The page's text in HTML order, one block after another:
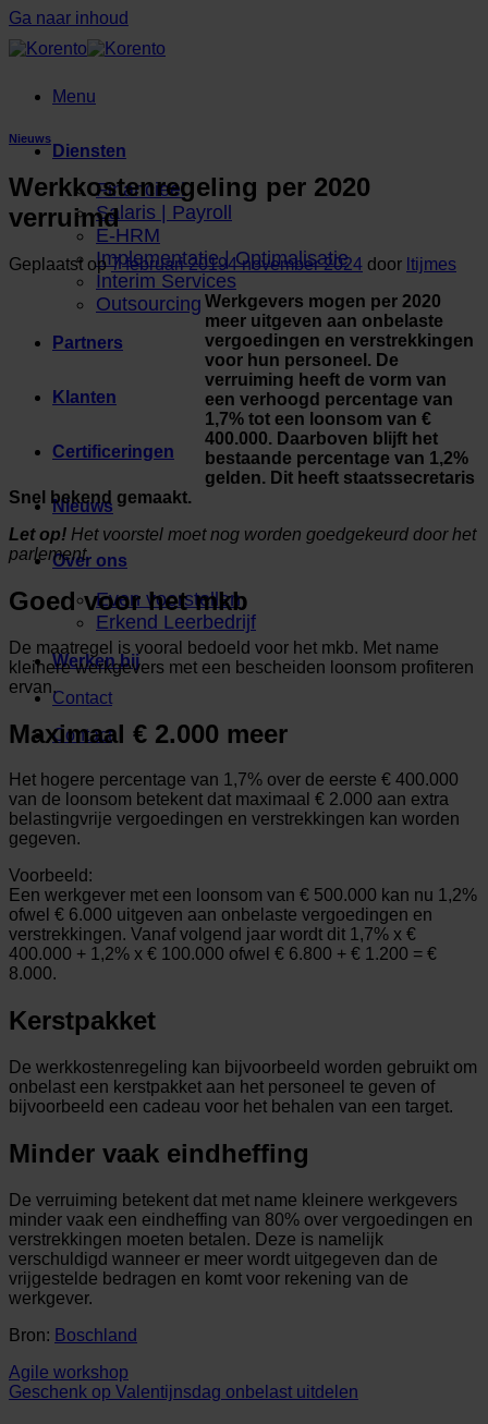
Ga naar inhoud
Menu
Diensten
Financieel
Salaris | Payroll
E-HRM
Implementatie | Optimalisatie
Interim Services
Outsourcing
Partners
Klanten
Certificeringen
Nieuws
Over ons
Even voorstellen
Erkend Leerbedrijf
Werken bij
Contact
Contact
Nieuws
Werkkostenregeling per 2020
verruimd
Geplaatst op7 februari 20194 november 2024 door ltijmes
Werkgevers mogen per 2020
meer uitgeven aan onbelaste
vergoedingen en verstrekkingen
voor hun personeel. De
verruiming heeft de vorm van
een verhoogd percentage van
1,7% tot een loonsom van €
400.000. Daarboven blijft het
bestaande percentage van 1,2%
gelden. Dit heeft staatssecretaris
Snel bekend gemaakt.
Let op! Het voorstel moet nog worden goedgekeurd door het
parlement.
Goed voor het mkb
De maatregel is vooral bedoeld voor het mkb. Met name
kleinere werkgevers met een bescheiden loonsom profiteren
ervan.
Maximaal € 2.000 meer
Het hogere percentage van 1,7% over de eerste € 400.000
van de loonsom betekent dat maximaal € 2.000 aan extra
belastingvrije vergoedingen en verstrekkingen kan worden
gegeven.
Voorbeeld:
Een werkgever met een loonsom van € 500.000 kan nu 1,2%
ofwel € 6.000 uitgeven aan onbelaste vergoedingen en
verstrekkingen. Vanaf volgend jaar wordt dit 1,7% x €
400.000 + 1,2% x € 100.000 ofwel € 6.800 + € 1.200 = €
8.000.
Kerstpakket
De werkkostenregeling kan bijvoorbeeld worden gebruikt om
onbelast een kerstpakket aan het personeel te geven of
bijvoorbeeld een cadeau voor het behalen van een target.
Minder vaak eindheffing
De verruiming betekent dat met name kleinere werkgevers
minder vaak een eindheffing van 80% over vergoedingen en
verstrekkingen moeten betalen. Deze is namelijk
verschuldigd wanneer er meer wordt uitgegeven dan de
vrijgestelde bedragen en komt voor rekening van de
werkgever.
Bron: Boschland
Agile workshop
Geschenk op Valentijnsdag onbelast uitdelen